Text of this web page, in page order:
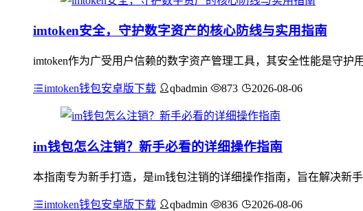
imtoken安全，守护数字资产的核心防线与实用指南
imtoken作为广受用户信赖的数字资产管理工具，其安全性能是守
imtoken钱包安卓版下载 qbadmin 873 2026-08-06
im钱包怎么注销？新手必看的详细操作指南
本指南专为新手打造，是im钱包注销的详细操作指南，旨在解决新
imtoken钱包安卓版下载 qbadmin 836 2026-08-06